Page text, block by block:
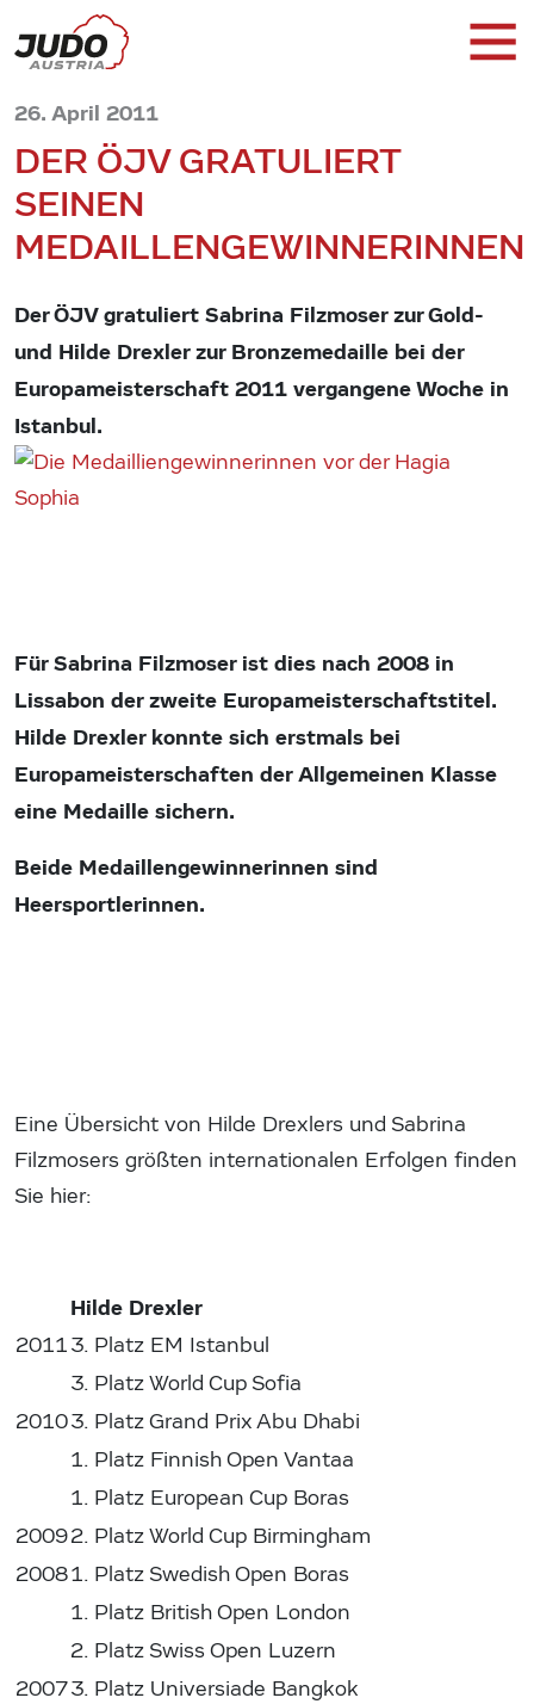
26. April 2011
DER ÖJV GRATULIERT
SEINEN
MEDAILLENGEWINNERINNEN
Der ÖJV gratuliert Sabrina Filzmoser zur Gold-
und Hilde Drexler zur Bronzemedaille bei der
Europameisterschaft 2011 vergangene Woche in
Istanbul.
Für Sabrina Filzmoser ist dies nach 2008 in
Lissabon der zweite Europameisterschaftstitel.
Hilde Drexler konnte sich erstmals bei
Europameisterschaften der Allgemeinen Klasse
eine Medaille sichern.
Beide Medaillengewinnerinnen sind
Heersportlerinnen.
Eine Übersicht von Hilde Drexlers und Sabrina
Filzmosers größten internationalen Erfolgen finden
Sie hier:
Hilde Drexler
20113. Platz EM Istanbul
3. Platz World Cup Sofia
20103. Platz Grand Prix Abu Dhabi
1. Platz Finnish Open Vantaa
1. Platz European Cup Boras
20092. Platz World Cup Birmingham
20081. Platz Swedish Open Boras
1. Platz British Open London
2. Platz Swiss Open Luzern
20073. Platz Universiade Bangkok